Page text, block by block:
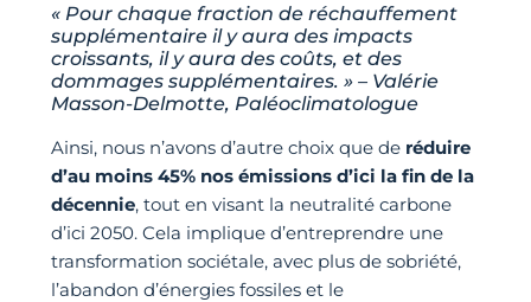
« Pour chaque fraction de réchauffement
supplémentaire il y aura des impacts
croissants, il y aura des coûts, et des
dommages supplémentaires. » – Valérie
Masson-Delmotte, Paléoclimatologue
Ainsi, nous n’avons d’autre choix que de réduire
d’au moins 45% nos émissions d’ici la fin de la
décennie, tout en visant la neutralité carbone
d’ici 2050. Cela implique d’entreprendre une
transformation sociétale, avec plus de sobriété,
l’abandon d’énergies fossiles et le